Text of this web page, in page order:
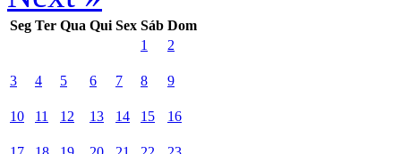
Seg Ter Qua Qui Sex Sáb Dom
1
2
3 4 5 6 7 8 9
10 11 12 13 14 15 16